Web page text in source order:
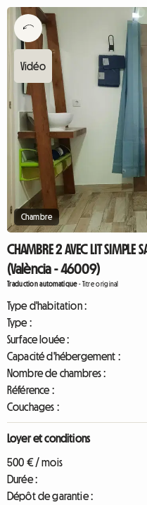
Chambre
CHAMBRE 2 AVEC LIT SIMPLE
(València - 46009)
Traduction automatique-Titre original
Type d'habitation :
Type :
Surface louée :
Capacité d'hébergement :
Nombre de chambres :
Référence :
Couchages :
Loyer et conditions
500 € / mois
Durée :
Dépôt de garantie :